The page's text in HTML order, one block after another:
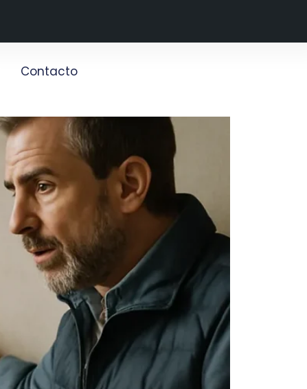
Contacto